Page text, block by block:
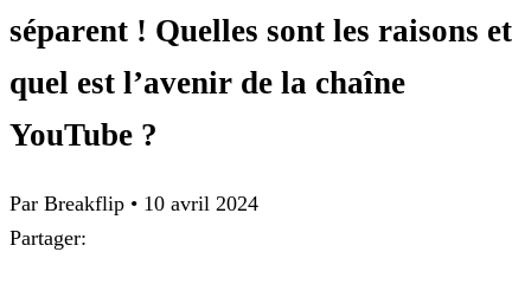
séparent ! Quelles sont les raisons et
quel est l’avenir de la chaîne
YouTube ?
Par Breakflip • 10 avril 2024
Partager: